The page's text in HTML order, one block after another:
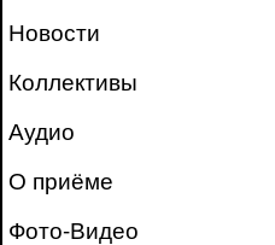
Новости
Коллективы
Аудио
О приёме
Фото-Видео